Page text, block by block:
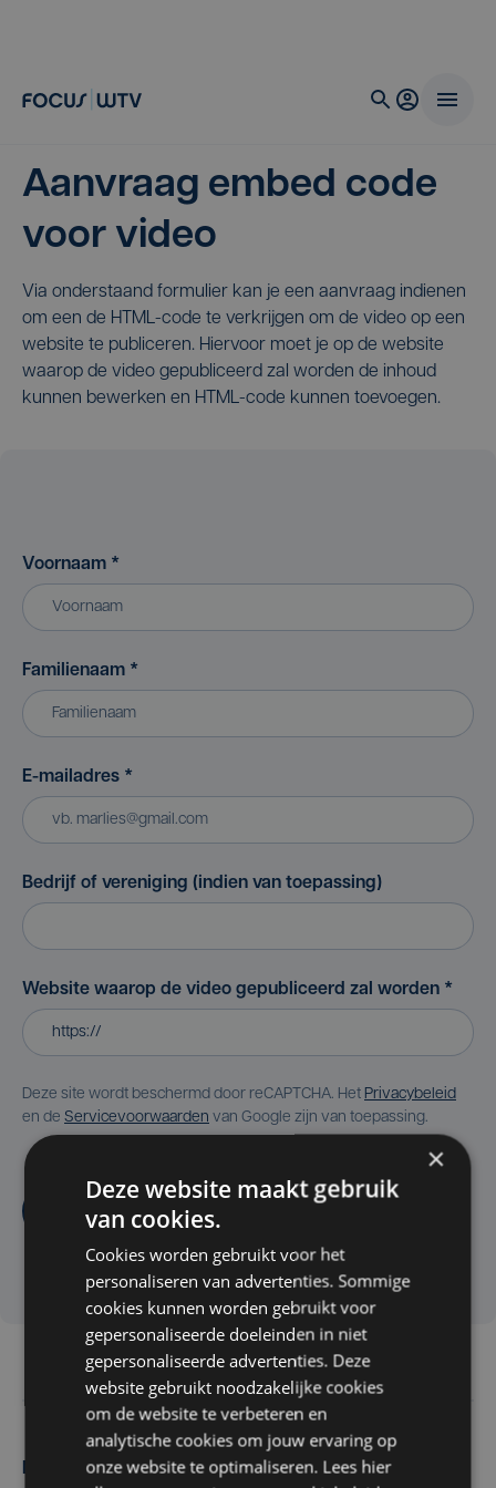
Aanvraag embed code
voor video
Via onderstaand formulier kan je een aanvraag indienen
om een de HTML-code te verkrijgen om de video op een
website te publiceren. Hiervoor moet je op de website
waarop de video gepubliceerd zal worden de inhoud
kunnen bewerken en HTML-code kunnen toevoegen.
Voornaam *
Familienaam *
E-mailadres *
Bedrijf of vereniging (indien van toepassing)
Website waarop de video gepubliceerd zal worden *
Deze site wordt beschermd door reCAPTCHA. Het Privacybeleid
en de Servicevoorwaarden van Google zijn van toepassing.
Aanvragen
Maak zelf het nieuws
×
Deze website maakt gebruik
van cookies.
Cookies worden gebruikt voor het
personaliseren van advertenties. Sommige
cookies kunnen worden gebruikt voor
gepersonaliseerde doeleinden in niet
gepersonaliseerde advertenties. Deze
website gebruikt noodzakelijke cookies
om de website te verbeteren en
analytische cookies om jouw ervaring op
onze website te optimaliseren. Lees hier